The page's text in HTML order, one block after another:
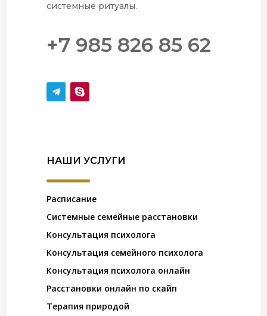
системные ритуалы.
+7 985 826 85 62
НАШИ УСЛУГИ
Расписание
Системные семейные расстановки
Консультация психолога
Консультация семейного психолога
Консультация психолога онлайн
Расстановки онлайн по скайп
Терапия природой